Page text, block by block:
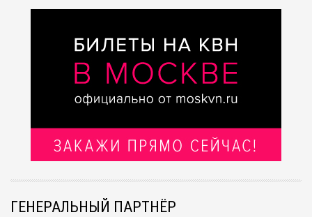
ГЕНЕРАЛЬНЫЙ ПАРТНЁР